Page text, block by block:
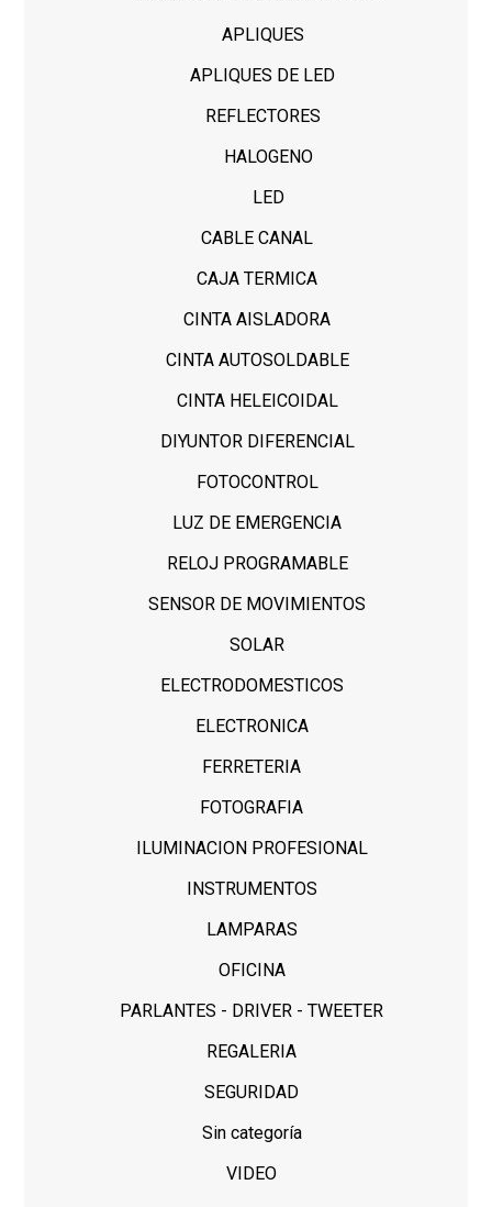
APLIQUES
APLIQUES DE LED
REFLECTORES
HALOGENO
LED
CABLE CANAL
CAJA TERMICA
CINTA AISLADORA
CINTA AUTOSOLDABLE
CINTA HELEICOIDAL
DIYUNTOR DIFERENCIAL
FOTOCONTROL
LUZ DE EMERGENCIA
RELOJ PROGRAMABLE
SENSOR DE MOVIMIENTOS
SOLAR
ELECTRODOMESTICOS
ELECTRONICA
FERRETERIA
FOTOGRAFIA
ILUMINACION PROFESIONAL
INSTRUMENTOS
LAMPARAS
OFICINA
PARLANTES - DRIVER - TWEETER
REGALERIA
SEGURIDAD
Sin categoría
VIDEO